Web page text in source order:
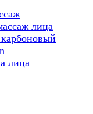
лица
лица